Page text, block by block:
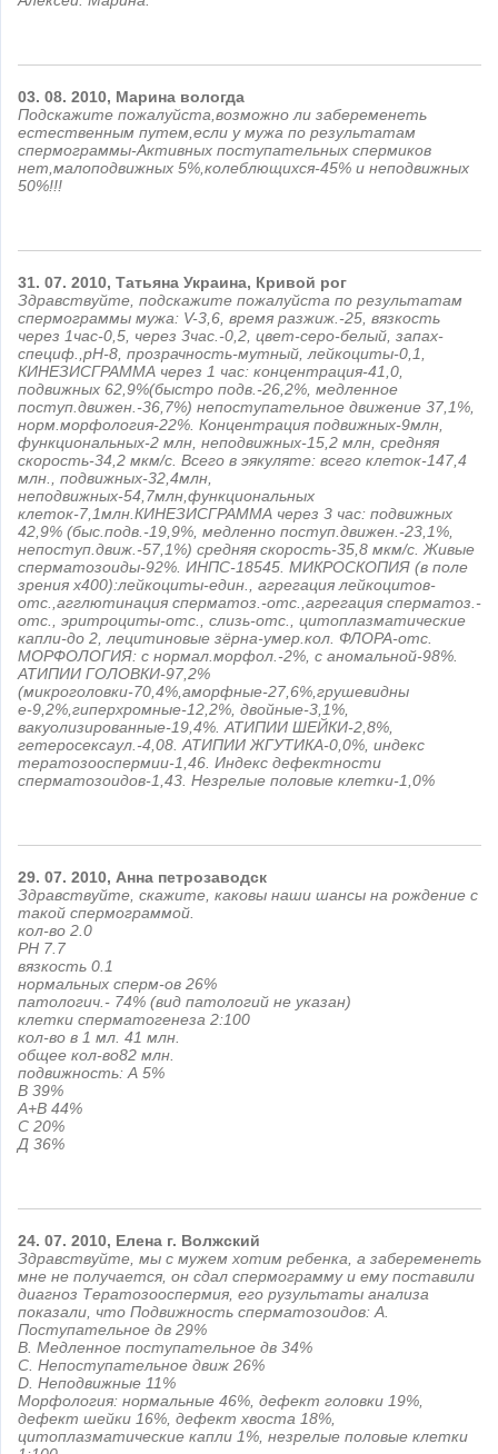
03. 08. 2010, Марина вологда
Подскажите пожалуйста,возможно ли забеременеть
естественным путем,если у мужа по результатам
спермограммы-Активных поступательных спермиков
нет,малоподвижных 5%,колеблющихся-45% и неподвижных
50%!!!
31. 07. 2010, Татьяна Украина, Кривой рог
Здравствуйте, подскажите пожалуйста по результатам
спермограммы мужа: V-3,6, время разжиж.-25, вязкость
через 1час-0,5, через 3час.-0,2, цвет-серо-белый, запах-
специф.,pH-8, прозрачность-мутный, лейкоциты-0,1,
КИНЕЗИСГРАММА через 1 час: концентрация-41,0,
подвижных 62,9%(быстро подв.-26,2%, медленное
поступ.движен.-36,7%) непоступательное движение 37,1%,
норм.морфология-22%. Концентрация подвижных-9млн,
функциональных-2 млн, неподвижных-15,2 млн, средняя
скорость-34,2 мкм/с. Всего в эякуляте: всего клеток-147,4
млн., подвижных-32,4млн,
неподвижных-54,7млн,функциональных
клеток-7,1млн.КИНЕЗИСГРАММА через 3 час: подвижных
42,9% (быс.подв.-19,9%, медленно поступ.движен.-23,1%,
непоступ.движ.-57,1%) средняя скорость-35,8 мкм/с. Живые
сперматозоиды-92%. ИНПС-18545. МИКРОСКОПИЯ (в поле
зрения х400):лейкоциты-един., агрегация лейкоцитов-
отс.,агглютинация сперматоз.-отс.,агрегация сперматоз.-
отс., эритроциты-отс., слизь-отс., цитоплазматические
капли-до 2, лецитиновые зёрна-умер.кол. ФЛОРА-отс.
МОРФОЛОГИЯ: с нормал.морфол.-2%, с аномальной-98%.
АТИПИИ ГОЛОВКИ-97,2%
(микроголовки-70,4%,аморфные-27,6%,грушевидны
е-9,2%,гиперхромные-12,2%, двойные-3,1%,
вакуолизированные-19,4%. АТИПИИ ШЕЙКИ-2,8%,
гетеросексаул.-4,08. АТИПИИ ЖГУТИКА-0,0%, индекс
тератозооспермии-1,46. Индекс дефектности
сперматозоидов-1,43. Незрелые половые клетки-1,0%
29. 07. 2010, Анна петрозаводск
Здравствуйте, скажите, каковы наши шансы на рождение с
такой спермограммой.
кол-во 2.0
PH 7.7
вязкость 0.1
нормальных сперм-ов 26%
патологич.- 74% (вид патологий не указан)
клетки сперматогенеза 2:100
кол-во в 1 мл. 41 млн.
общее кол-во82 млн.
подвижность: А 5%
В 39%
А+В 44%
С 20%
Д 36%
24. 07. 2010, Елена г. Волжский
Здравствуйте, мы с мужем хотим ребенка, а забеременеть
мне не получается, он сдал спермограмму и ему поставили
диагноз Тератозооспермия, его рузультаты анализа
показали, что Подвижность сперматозоидов: А.
Поступательное дв 29%
В. Медленное поступательное дв 34%
С. Непоступательное движ 26%
D. Неподвижные 11%
Морфология: нормальные 46%, дефект головки 19%,
дефект шейки 16%, дефект хвоста 18%,
цитоплазматические капли 1%, незрелые половые клетки